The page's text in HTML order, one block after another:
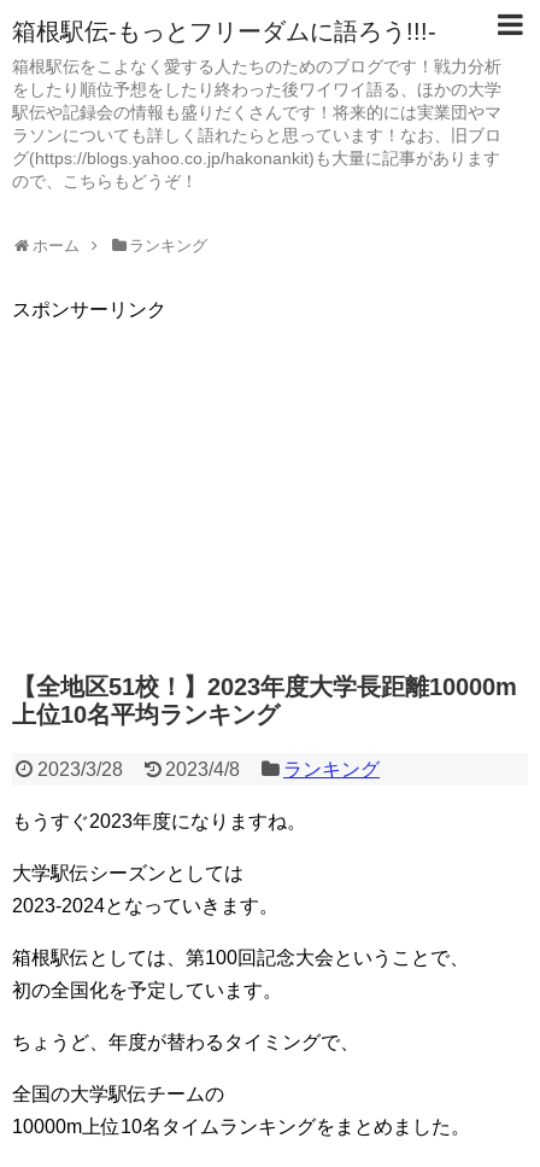
箱根駅伝-もっとフリーダムに語ろう!!!-
箱根駅伝をこよなく愛する人たちのためのブログです！戦力分析
をしたり順位予想をしたり終わった後ワイワイ語る、ほかの大学
駅伝や記録会の情報も盛りだくさんです！将来的には実業団やマ
ラソンについても詳しく語れたらと思っています！なお、旧ブロ
グ(https://blogs.yahoo.co.jp/hakonankit)も大量に記事があります
ので、こちらもどうぞ！
ホーム ランキング
スポンサーリンク
【全地区51校！】2023年度大学長距離10000m
上位10名平均ランキング
2023/3/28 2023/4/8 ランキング
もうすぐ2023年度になりますね。
大学駅伝シーズンとしては
2023-2024となっていきます。
箱根駅伝としては、第100回記念大会ということで、
初の全国化を予定しています。
ちょうど、年度が替わるタイミングで、
全国の大学駅伝チームの
10000m上位10名タイムランキングをまとめました。